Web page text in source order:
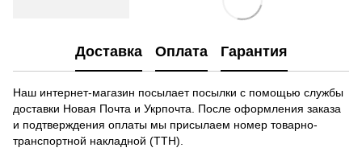
Доставка Оплата Гарантия
Наш интернет-магазин посылает посылки с помощью службы
доставки Новая Почта и Укрпочта. После оформления заказа
и подтверждения оплаты мы присылаем номер товарно-
транспортной накладной (ТТН).